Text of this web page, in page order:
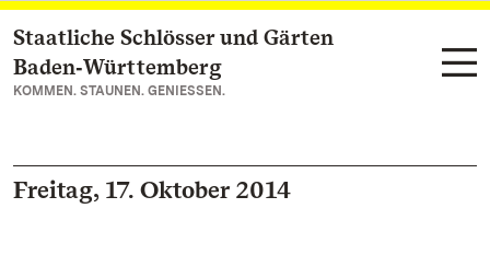
Zum Hauptinhalt springen
Staatliche Schlösser und Gärten
Baden‑Württemberg
KOMMEN. STAUNEN. GENIESSEN.
Freitag, 17. Oktober 2014